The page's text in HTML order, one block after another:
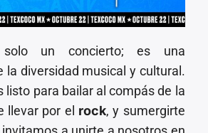
un concierto; es una
la diversidad musical y cultural.
listo para bailar al compás de la
llevar por el rock, y sumergirte